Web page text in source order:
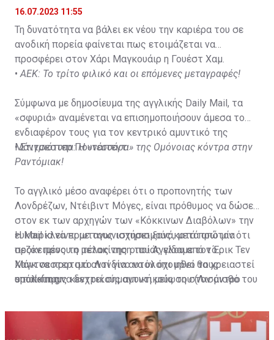
16.07.2023 11:55
Τη δυνατότητα να βάλει εκ νέου την καριέρα του σε
ανοδική πορεία φαίνεται πως ετοιμάζεται να
προσφέρει στον Χάρι Μαγκουάιρ η Γουέστ Χαμ.
• ΑΕΚ: Το τρίτο φιλικό και οι επόμενες μεταγραφές!
Σύμφωνα με δημοσίευμα της αγγλικής Daily Mail, τα
«σφυριά» αναμένεται να επισημοποιήσουν άμεσα το
ενδιαφέρον τους για τον κεντρικό αμυντικό της
Μάντσεστερ Γιουνάιτεντ.
•Στιγμιότυπα: H «τεσσάρα» της Ομόνοιας κόντρα στην
Ραντόμιακ!
To αγγλικό μέσο αναφέρει ότι ο προπονητής των
Λονδρέζων, Ντέιβιντ Μόγες, είναι πρόθυμος να δώσει
στον εκ των αρχηγών των «Κόκκινων Διαβόλων» την
ευκαιρία να πρωταγωνιστήσει ξανά, μετά από μία
σεζόν προς το τέλος της οποίας είδαμε τον Έρικ Τεν
Χαγκ να προτιμά αντί για αυτόν όχι μόνο τους
υπόλοιπους κεντρικούς αμυντικούς του (Λισάντρο
φυσική θέση είναι αυτή του αριστερού αμυντικού και
όχι αυτή του σέντερ μπακ.
Η Mail κλείνει με τους ισχυρισμούς κατά πρώτον ότι
προκειμένου η μετακίνηση του Άγγλου από το
Μάντσεστερ στο Λονδίνο να υλοποιηθεί θα χρειαστεί
ο παίκτης να δεχτεί σημαντική μείωση στον μισθό του
τάξης των 40.000.000 λιρών (46.590.000 ευρώ) θα
ήταν αρκετή για να τον «ντύσει» στα χρώματα των
sport-fm.gr